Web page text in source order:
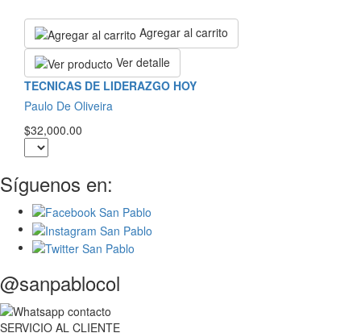
Agregar al carrito
Ver detalle
TECNICAS DE LIDERAZGO HOY
Paulo De Oliveira
$32,000.00
Síguenos en:
@sanpablocol
SERVICIO AL CLIENTE